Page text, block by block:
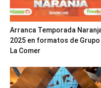
Arranca Temporada
2025 en formatos de Grupo
La Comer